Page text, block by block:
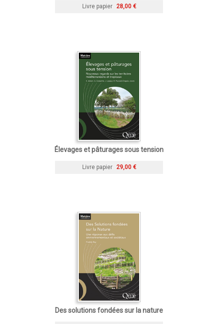
Livre papier 28,00 €
Élevages et pâturages sous tension
Livre papier 29,00 €
Des solutions fondées sur la nature